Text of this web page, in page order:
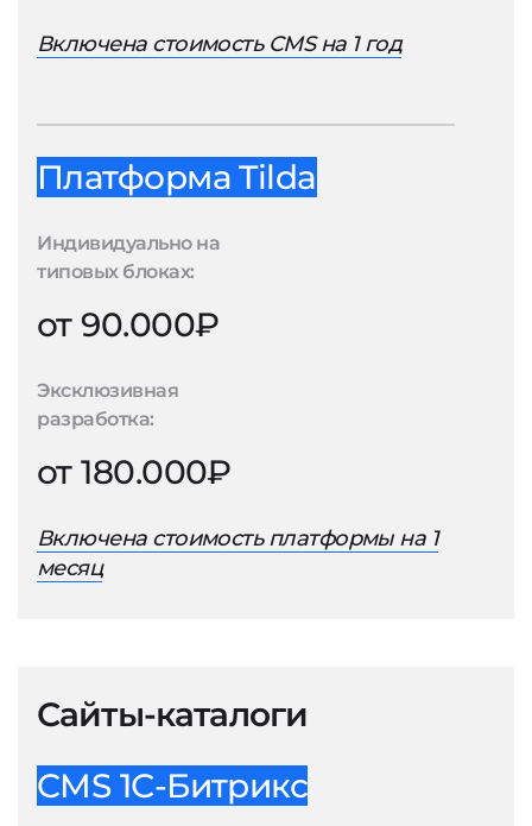
Включена стоимость CMS на 1 год
Платформа Tilda
Индивидуально на
типовых блоках:
от 90.000₽
Эксклюзивная
разработка:
от 180.000₽
Включена стоимость платформы на 1
месяц
Сайты-каталоги
CMS 1С-Битрикс